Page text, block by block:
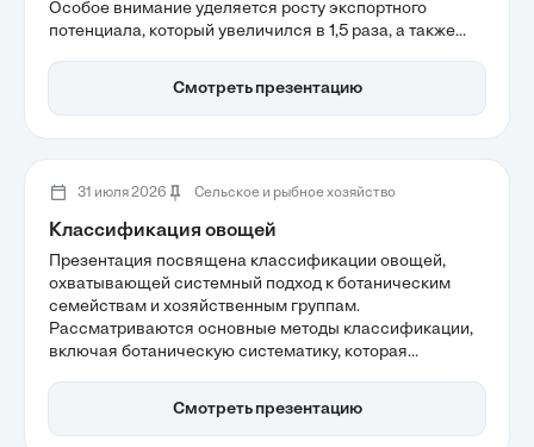
Особое внимание уделяется росту экспортного
потенциала, который увеличился в 1,5 раза, а также
человеческий капитал и технологической
модернизации. Хозяйства региона продолжают
Смотреть презентацию
31 июля 2026 Сельское и рыбное хозяйство
Классификация овощей
Презентация посвящена классификации овощей,
охватывающей системный подход к ботаническим
семействам и хозяйственным группам.
Рассматриваются основные методы классификации,
включая ботаническую систематику, которая
хозяйственный подход, учитывающий способы
использования овощей. Понимание этих аспектов
Смотреть презентацию